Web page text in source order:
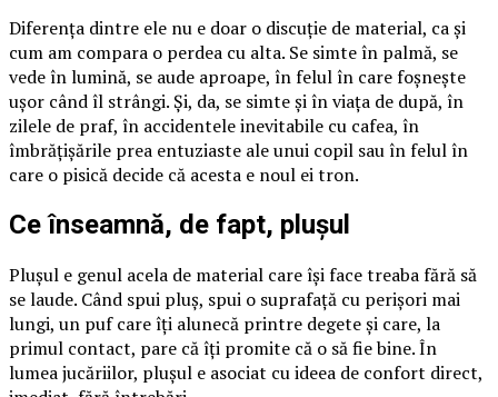
Diferența dintre ele nu e doar o discuție de material, ca și
cum am compara o perdea cu alta. Se simte în palmă, se
vede în lumină, se aude aproape, în felul în care foșnește
ușor când îl strângi. Și, da, se simte și în viața de după, în
zilele de praf, în accidentele inevitabile cu cafea, în
îmbrățișările prea entuziaste ale unui copil sau în felul în
care o pisică decide că acesta e noul ei tron.
Ce înseamnă, de fapt, plușul
Plușul e genul acela de material care își face treaba fără să
se laude. Când spui pluș, spui o suprafață cu perișori mai
lungi, un puf care îți alunecă printre degete și care, la
primul contact, pare că îți promite că o să fie bine. În
lumea jucăriilor, plușul e asociat cu ideea de confort direct,